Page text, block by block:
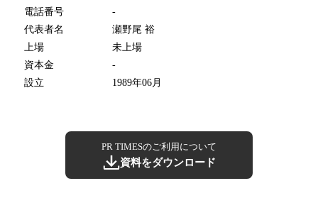
電話番号
-
代表者名
瀬野尾 裕
上場
未上場
資本金
-
設立
1989年06月
PR TIMESのご利用について
資料をダウンロード